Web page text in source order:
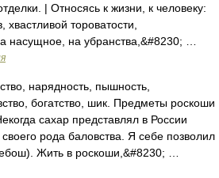
| Относясь к жизни, к человеку:
хвастливой тороватости,
насущное, на убранства,&#8230; …
нарядность, пышность,
богатство, шик. Предметы роскоши
сахар представлял в России
рода баловства. Я себе позволил
Жить в роскоши,&#8230; …